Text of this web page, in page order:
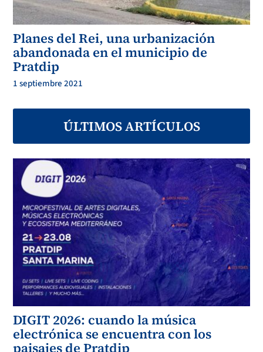
Planes del Rei, una urbanización
abandonada en el municipio de
Pratdip
1 septiembre 2021
ÚLTIMOS ARTÍCULOS
DIGIT 2026: cuando la música
electrónica se encuentra con los
paisajes de Pratdip